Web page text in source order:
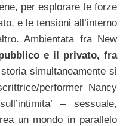
per esplorare le forze
e le tensioni all’interno
Ambientata fra New
e il privato, fra
simultaneamente si
performer Nancy
– sessuale,
un mondo in parallelo